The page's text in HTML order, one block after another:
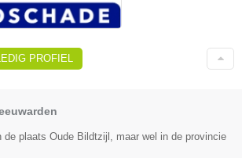
PROFIEL
de plaats Oude Bildtzijl, maar wel in de provincie